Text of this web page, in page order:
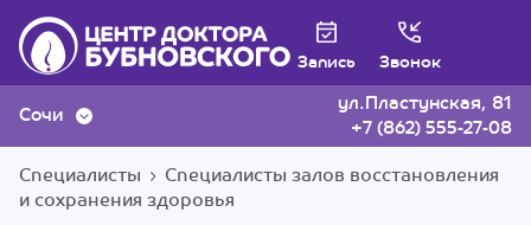
ул.Пластунская, 81
+7 (862) 555-27-08
Запись Звонок
Сочи
Специалисты
Специалисты залов восстановления
и сохранения здоровья